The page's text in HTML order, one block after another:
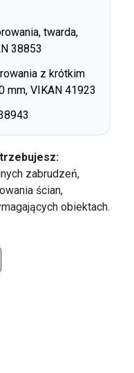
twarda,
38853
z krótkim
mm, VIKAN 41923
zabrudzeń,
ścian,
obiektach.